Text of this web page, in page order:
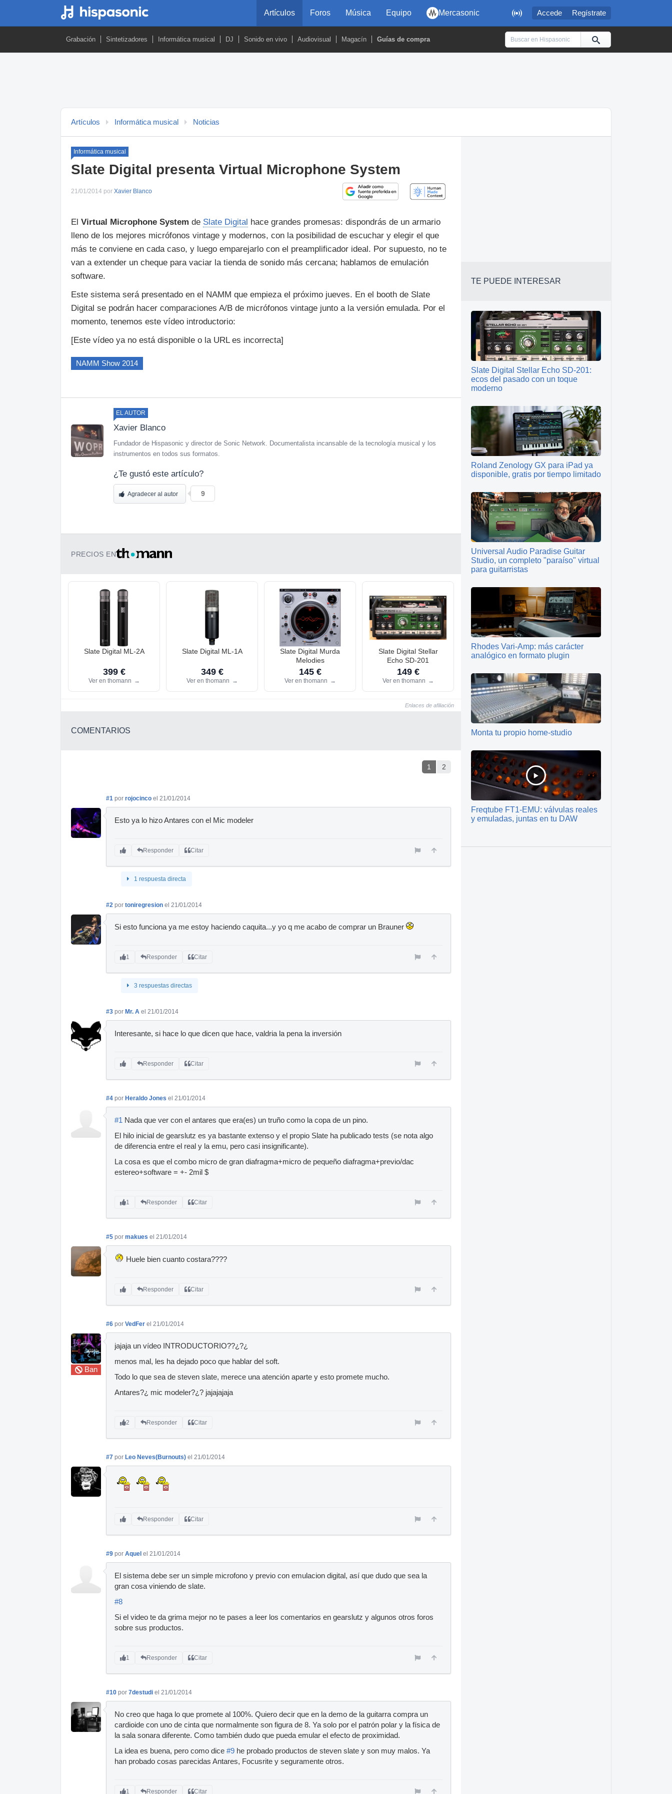
 Accede Regístrate
Artículos Foros Música Equipo Mercasonic
Grabación Sintetizadores Informática musical DJ Sonido en vivo Audiovisual Magacín Guías de compra
Artículos Informática musical Noticias
Informática musical
Slate Digital presenta Virtual Microphone System
21/01/2014 por Xavier Blanco
El Virtual Microphone System de Slate Digital hace grandes promesas: dispondrás de un armario
lleno de los mejores micrófonos vintage y modernos, con la posibilidad de escuchar y elegir el que
más te conviene en cada caso, y luego emparejarlo con el preamplificador ideal. Por supuesto, no te
van a extender un cheque para vaciar la tienda de sonido más cercana; hablamos de emulación
software.
Este sistema será presentado en el NAMM que empieza el próximo jueves. En el booth de Slate
Digital se podrán hacer comparaciones A/B de micrófonos vintage junto a la versión emulada. Por el
momento, tenemos este vídeo introductorio:
[Este vídeo ya no está disponible o la URL es incorrecta]
NAMM Show 2014
EL AUTOR
Xavier Blanco
Fundador de Hispasonic y director de Sonic Network. Documentalista incansable de la tecnología musical y los
instrumentos en todos sus formatos.
¿Te gustó este artículo?
Agradecer al autor 9
PRECIOS EN
Slate Digital ML-2A
399 €
Ver en thomann →
Slate Digital ML-1A
349 €
Ver en thomann →
Slate Digital Murda
Melodies
145 €
Ver en thomann →
Slate Digital Stellar
Echo SD-201
149 €
Ver en thomann →
Enlaces de afiliación
COMENTARIOS
1 2
#1 por rojocinco el 21/01/2014
Esto ya lo hizo Antares con el Mic modeler
Responder Citar
1 respuesta directa
#2 por toniregresion el 21/01/2014
Si esto funciona ya me estoy haciendo caquita...y yo q me acabo de comprar un Brauner
1 Responder Citar
3 respuestas directas
#3 por Mr. A el 21/01/2014
Interesante, si hace lo que dicen que hace, valdria la pena la inversión
Responder Citar
#4 por Heraldo Jones el 21/01/2014
#1 Nada que ver con el antares que era(es) un truño como la copa de un pino.
El hilo inicial de gearslutz es ya bastante extenso y el propio Slate ha publicado tests (se nota algo
de diferencia entre el real y la emu, pero casi insignificante).
La cosa es que el combo micro de gran diafragma+micro de pequeño diafragma+previo/dac
estereo+software = +- 2mil $
1 Responder Citar
#5 por makues el 21/01/2014
Huele bien cuanto costara????
Responder Citar
Ban
#6 por VedFer el 21/01/2014
jajaja un vídeo INTRODUCTORIO??¿?¿
menos mal, les ha dejado poco que hablar del soft.
Todo lo que sea de steven slate, merece una atención aparte y esto promete mucho.
Antares?¿ mic modeler?¿? jajajajaja
2 Responder Citar
#7 por Leo Neves(Burnouts) el 21/01/2014
Responder Citar
#9 por Aquel el 21/01/2014
El sistema debe ser un simple microfono y previo con emulacion digital, así que dudo que sea la
gran cosa viniendo de slate.
#8
Si el video te da grima mejor no te pases a leer los comentarios en gearslutz y algunos otros foros
sobre sus productos.
1 Responder Citar
#10 por 7destudi el 21/01/2014
No creo que haga lo que promete al 100%. Quiero decir que en la demo de la guitarra compra un
cardioide con uno de cinta que normalmente son figura de 8. Ya solo por el patrón polar y la física de
la sala sonara diferente. Como también dudo que pueda emular el efecto de proximidad.
La idea es buena, pero como dice #9 he probado productos de steven slate y son muy malos. Ya
han probado cosas parecidas Antares, Focusrite y seguramente otros.
1 Responder Citar
TE PUEDE INTERESAR
Slate Digital Stellar Echo SD-201:
ecos del pasado con un toque
moderno
Roland Zenology GX para iPad ya
disponible, gratis por tiempo limitado
Universal Audio Paradise Guitar
Studio, un completo "paraíso" virtual
para guitarristas
Rhodes Vari-Amp: más carácter
analógico en formato plugin
Monta tu propio home-studio
Freqtube FT1-EMU: válvulas reales
y emuladas, juntas en tu DAW